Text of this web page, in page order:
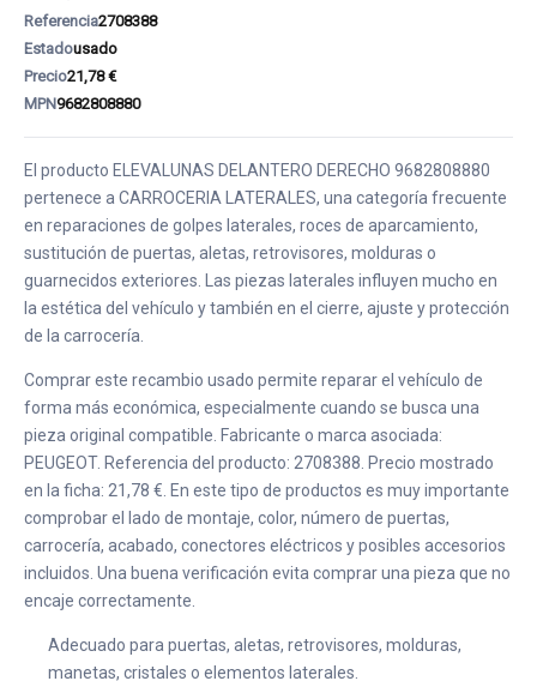
Referencia2708388
Estadousado
Precio21,78 €
MPN9682808880
El producto ELEVALUNAS DELANTERO DERECHO 9682808880
pertenece a CARROCERIA LATERALES, una categoría frecuente
en reparaciones de golpes laterales, roces de aparcamiento,
sustitución de puertas, aletas, retrovisores, molduras o
guarnecidos exteriores. Las piezas laterales influyen mucho en
la estética del vehículo y también en el cierre, ajuste y protección
de la carrocería.
Comprar este recambio usado permite reparar el vehículo de
forma más económica, especialmente cuando se busca una
pieza original compatible. Fabricante o marca asociada:
PEUGEOT. Referencia del producto: 2708388. Precio mostrado
en la ficha: 21,78 €. En este tipo de productos es muy importante
comprobar el lado de montaje, color, número de puertas,
carrocería, acabado, conectores eléctricos y posibles accesorios
incluidos. Una buena verificación evita comprar una pieza que no
encaje correctamente.
Adecuado para puertas, aletas, retrovisores, molduras,
manetas, cristales o elementos laterales.